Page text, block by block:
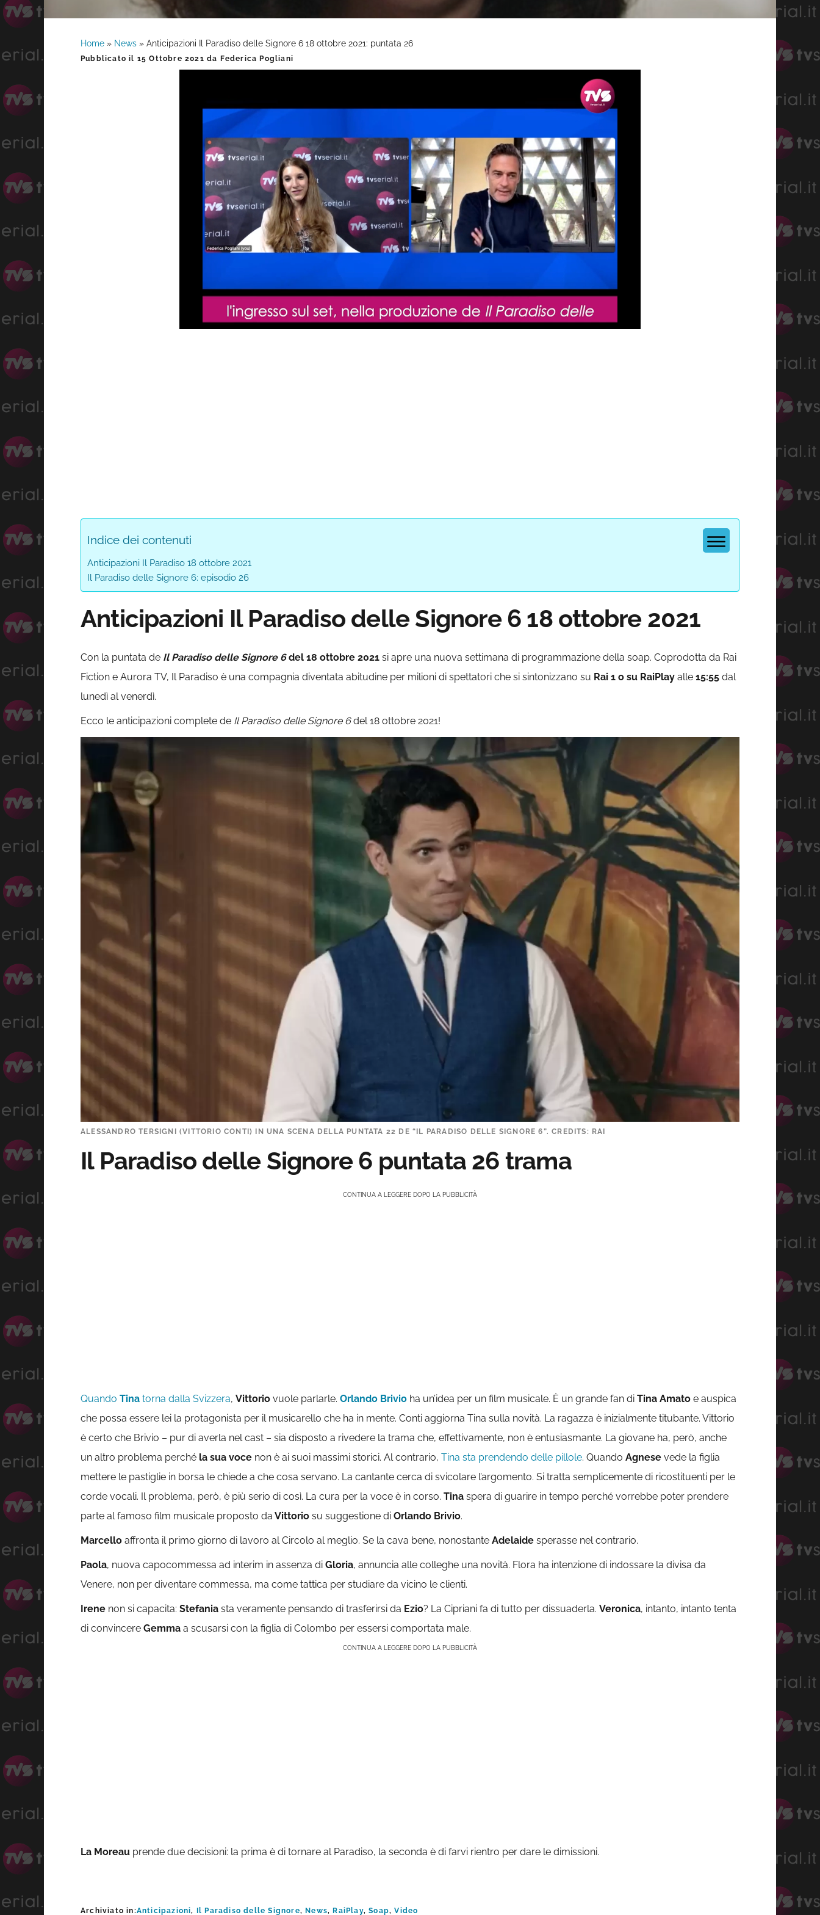
Home » News » Anticipazioni Il Paradiso delle Signore 6 18 ottobre 2021: puntata 26
Pubblicato il 15 Ottobre 2021 da Federica Pogliani
Loaded:
0%
Progress:
0%
Indice dei contenuti
Anticipazioni Il Paradiso 18 ottobre 2021
Il Paradiso delle Signore 6: episodio 26
Anticipazioni Il Paradiso delle Signore 6 18 ottobre 2021
Con la puntata de Il Paradiso delle Signore 6del 18 ottobre 2021 si apre una nuova settimana di programmazione della soap. Coprodotta da Rai
Fiction e Aurora TV, Il Paradiso è una compagnia diventata abitudine per milioni di spettatori che si sintonizzano su Rai 1 o su RaiPlay alle 15:55 dal
lunedì al venerdì.
Ecco le anticipazioni complete de Il Paradiso delle Signore 6del 18 ottobre 2021!
ALESSANDRO TERSIGNI (VITTORIO CONTI) IN UNA SCENA DELLA PUNTATA 22 DE “IL PARADISO DELLE SIGNORE 6”. CREDITS: RAI
Il Paradiso delle Signore 6 puntata 26 trama
CONTINUA A LEGGERE DOPO LA PUBBLICITÀ
Quando Tina torna dalla Svizzera, Vittorio vuole parlarle. Orlando Brivio ha un’idea per un film musicale. È un grande fan di Tina Amato e auspica
che possa essere lei la protagonista per il musicarello che ha in mente. Conti aggiorna Tina sulla novità. La ragazza è inizialmente titubante. Vittorio
è certo che Brivio – pur di averla nel cast – sia disposto a rivedere la trama che, effettivamente, non è entusiasmante. La giovane ha, però, anche
un altro problema perché la sua voce non è ai suoi massimi storici. Al contrario, Tina sta prendendo delle pillole. Quando Agnese vede la figlia
mettere le pastiglie in borsa le chiede a che cosa servano. La cantante cerca di svicolare l’argomento. Si tratta semplicemente di ricostituenti per le
corde vocali. Il problema, però, è più serio di così. La cura per la voce è in corso. Tina spera di guarire in tempo perché vorrebbe poter prendere
parte al famoso film musicale proposto da Vittorio su suggestione di Orlando Brivio.
Marcello affronta il primo giorno di lavoro al Circolo al meglio. Se la cava bene, nonostante Adelaide sperasse nel contrario.
Paola, nuova capocommessa ad interim in assenza di Gloria, annuncia alle colleghe una novità. Flora ha intenzione di indossare la divisa da
Venere, non per diventare commessa, ma come tattica per studiare da vicino le clienti.
Irene non si capacita: Stefania sta veramente pensando di trasferirsi da Ezio? La Cipriani fa di tutto per dissuaderla. Veronica, intanto, intanto tenta
di convincere Gemma a scusarsi con la figlia di Colombo per essersi comportata male.
CONTINUA A LEGGERE DOPO LA PUBBLICITÀ
La Moreau prende due decisioni: la prima è di tornare al Paradiso, la seconda è di farvi rientro per dare le dimissioni.
Archiviato in:Anticipazioni, Il Paradiso delle Signore, News, RaiPlay,Soap,Video
Barra